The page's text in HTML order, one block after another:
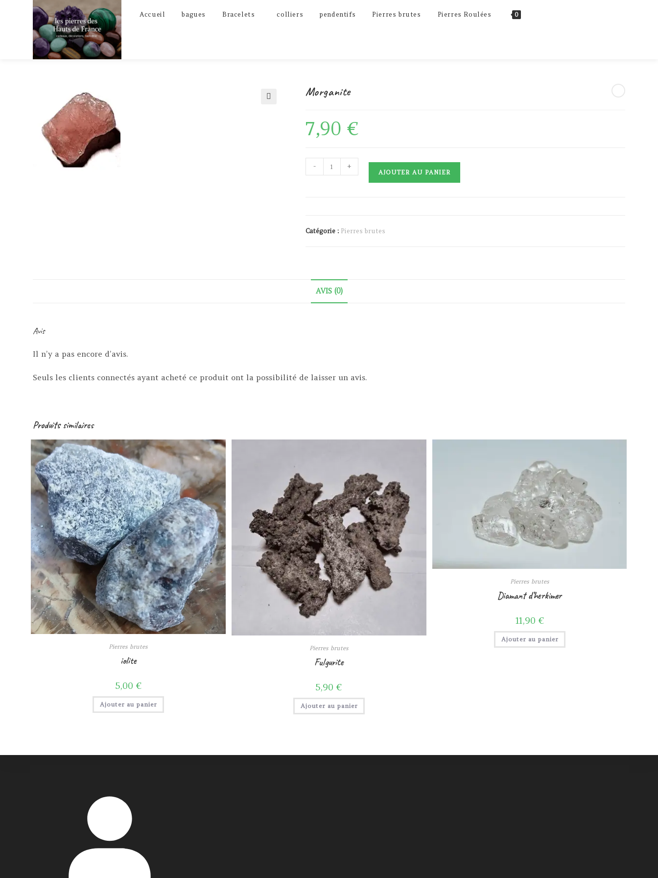
Accueil bagues Bracelets colliers pendentifs Pierres brutes Pierres Roulées 0
Morganite
7,90€
quantité
de
- +
AJOUTER AU PANIER
Catégorie : Pierres brutes
AVIS (0)
Avis
Il n’y a pas encore d’avis.
Seuls les clients connectés ayant acheté ce produit ont la possibilité de laisser un avis.
Produits similaires
Pierres brutes
iolite
5,00 €
Ajouter au panier
Pierres brutes
Fulgurite
5,90€
Ajouter au panier
Pierres brutes
Diamant d’herkimer
11,90 €
Ajouter au panier